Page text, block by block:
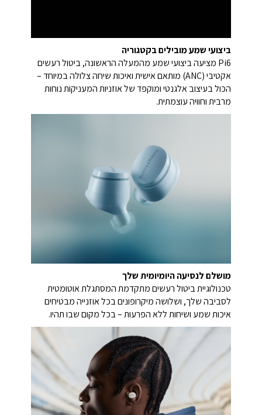
ביצועי שמע מובילים בקטגוריה
Pi6 מציעה ביצועי שמע מהמעלה הראשונה, ביטול רעשים
אקטיבי (ANC) מותאם אישית ואיכות שיחה צלולה במיוחד –
הכול בעיצוב אלגנטי ומוקפד של אוזניות המעניקות נוחות
מרבית וחוויה עוצמתית.
מושלם לנסיעה היומיומית שלך
טכנולוגיית ביטול רעשים מתקדמת המסתגלת אוטומטית
לסביבה שלך, ושלושה מיקרופונים בכל אוזנייה מבטיחים
איכות שמע ושיחות ללא הפרעות – בכל מקום שבו תהיו.